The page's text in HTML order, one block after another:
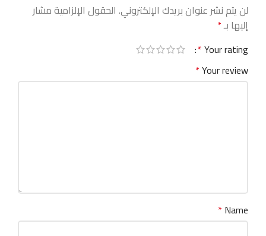
لن يتم نشر عنوان بريدك الإلكتروني. الحقول الإلزامية مشار
إليها بـ*
Your rating
*
Your review
*
Name
*